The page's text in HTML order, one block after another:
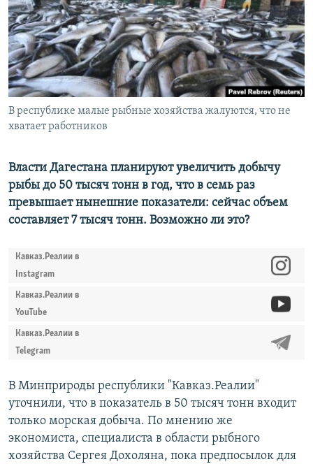
РАСПИСАНИЕ ВЕЩАНИЯ
ПОДПИШИТЕСЬ НА РАССЫЛКУ
СОЦИАЛЬНЫЕ СЕТИ
Все сайты РСЕ/РС
В республике малые рыбные хозяйства жалуются, что не
хватает работников
Власти Дагестана планируют увеличить добычу
рыбы до 50 тысяч тонн в год, что в семь раз
превышает нынешние показатели: сейчас объем
составляет 7 тысяч тонн. Возможно ли это?
Кавказ.Реалии в
Instagram
Кавказ.Реалии в
YouTube
Кавказ.Реалии в
Telegram
В Минприроды республики "Кавказ.Реалии"
уточнили, что в показатель в 50 тысяч тонн входит
только морская добыча. По мнению же
экономиста, специалиста в области рыбного
хозяйства Сергея Дохоляна, пока предпосылок для